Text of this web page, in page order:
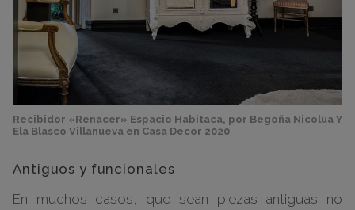
Recibidor «Renacer» Espacio Habitaca, por Begoña Nicolua Y
Ela Blasco Villanueva en Casa Decor 2020
Antiguos y funcionales
En muchos casos, que sean piezas antiguas no